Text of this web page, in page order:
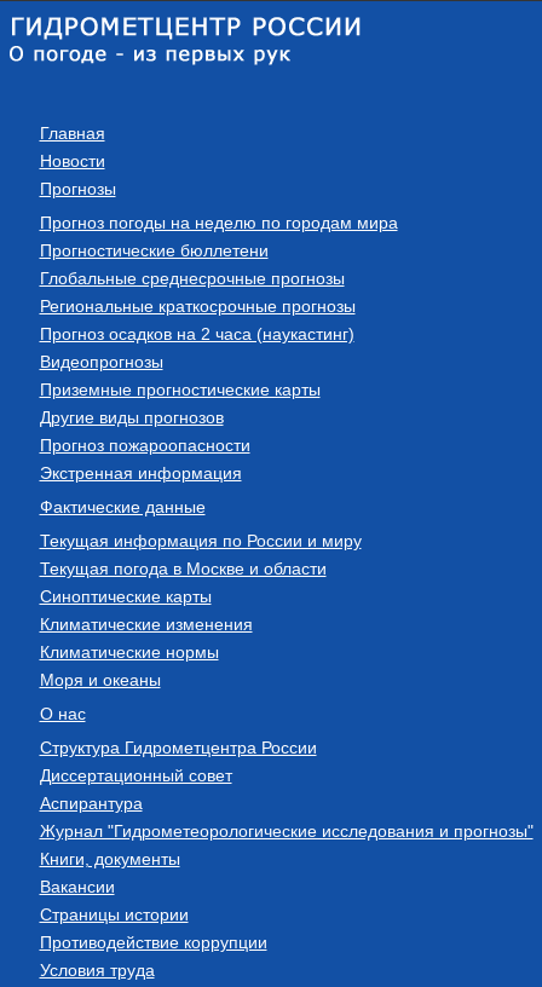
Главная
Новости
Прогнозы
Прогноз погоды на неделю по городам мира
Прогностические бюллетени
Глобальные среднесрочные прогнозы
Региональные краткосрочные прогнозы
Прогноз осадков на 2 часа (наукастинг)
Видеопрогнозы
Приземные прогностические карты
Другие виды прогнозов
Прогноз пожароопасности
Экстренная информация
Фактические данные
Текущая информация по России и миру
Текущая погода в Москве и области
Синоптические карты
Климатические изменения
Климатические нормы
Моря и океаны
О нас
Структура Гидрометцентра России
Диссертационный совет
Аспирантура
Журнал "Гидрометеорологические исследования и прогнозы"
Книги, документы
Вакансии
Страницы истории
Противодействие коррупции
Условия труда